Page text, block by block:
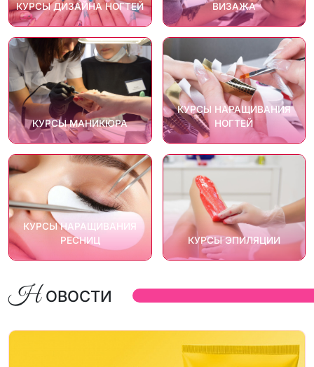
КУРСЫ ДИЗАЙНА НОГТЕЙ
ВИЗАЖА
КУРСЫ МАНИКЮРА
КУРСЫ НАРАЩИВАНИЯ
НОГТЕЙ
КУРСЫ НАРАЩИВАНИЯ
РЕСНИЦ
КУРСЫ ЭПИЛЯЦИИ
Н ОВОСТИ